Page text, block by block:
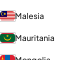
Malesia
Mauritania